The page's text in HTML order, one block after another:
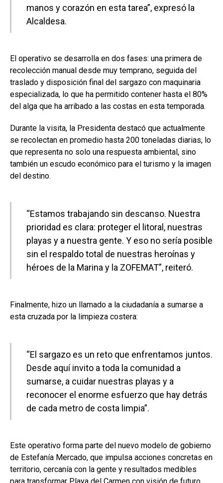
manos y corazón en esta tarea”, expresó la
Alcaldesa.
El operativo se desarrolla en dos fases: una primera de
recolección manual desde muy temprano, seguida del
traslado y disposición final del sargazo con maquinaria
especializada, lo que ha permitido contener hasta el 80%
del alga que ha arribado a las costas en esta temporada.
Durante la visita, la Presidenta destacó que actualmente
se recolectan en promedio hasta 200 toneladas diarias, lo
que representa no solo una respuesta ambiental, sino
también un escudo económico para el turismo y la imagen
del destino.
“Estamos trabajando sin descanso. Nuestra
prioridad es clara: proteger el litoral, nuestras
playas y a nuestra gente. Y eso no sería posible
sin el respaldo total de nuestras heroínas y
héroes de la Marina y la ZOFEMAT”, reiteró.
Finalmente, hizo un llamado a la ciudadanía a sumarse a
esta cruzada por la limpieza costera:
“El sargazo es un reto que enfrentamos juntos.
Desde aquí invito a toda la comunidad a
sumarse, a cuidar nuestras playas y a
reconocer el enorme esfuerzo que hay detrás
de cada metro de costa limpia”.
Este operativo forma parte del nuevo modelo de gobierno
de Estefanía Mercado, que impulsa acciones concretas en
territorio, cercanía con la gente y resultados medibles
para transformar Playa del Carmen con visión de futuro.